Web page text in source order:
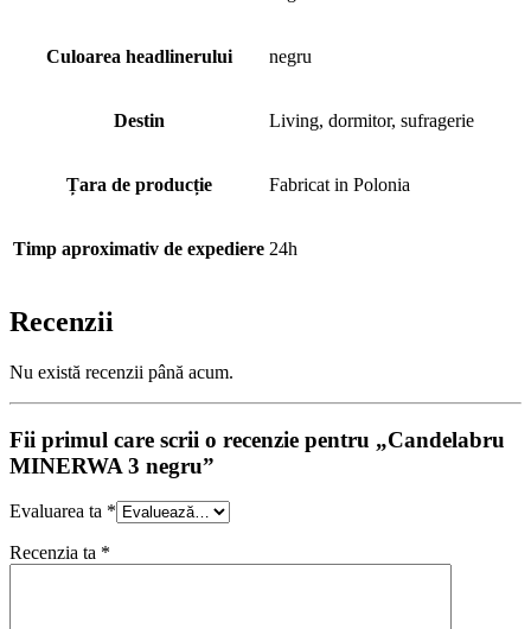
Culoarea headlinerului negru
Destin Living, dormitor, sufragerie
Țara de producție Fabricat in Polonia
Timp aproximativ de expediere 24h
Recenzii
Nu există recenzii până acum.
Fii primul care scrii o recenzie pentru „Candelabru
MINERWA 3 negru”
Evaluarea ta *
Recenzia ta *